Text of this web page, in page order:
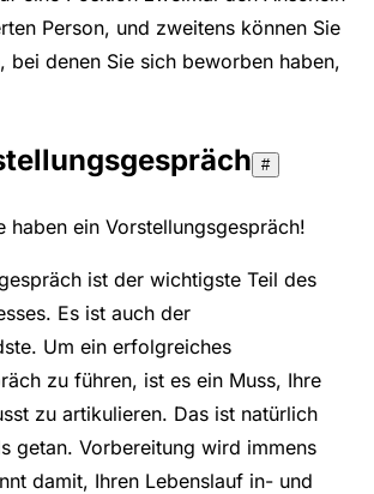
Person, und zweitens können Sie
bei denen Sie sich beworben haben,
#
haben ein Vorstellungsgespräch!
ist der wichtigste Teil des
Es ist auch der
Um ein erfolgreiches
zu führen, ist es ein Muss, Ihre
zu artikulieren. Das ist natürlich
getan. Vorbereitung wird immens
damit, Ihren Lebenslauf in- und